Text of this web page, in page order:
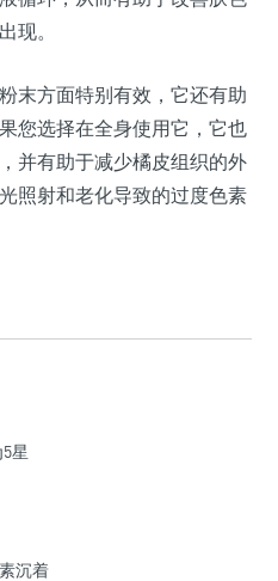
现。
末方面特别有效，它还有助
您选择在全身使用它，它也
并有助于减少橘皮组织的外
照射和老化导致的过度色素
星
沉着